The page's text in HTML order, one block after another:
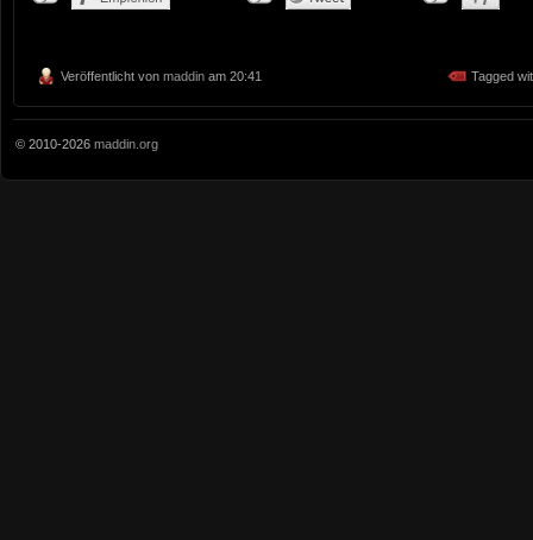
Veröffentlicht von maddin am 20:41 Tagged
© 2010-2026 maddin.org